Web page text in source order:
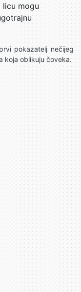
licu mogu
pokazatelj nečijeg
koja oblikuju čoveka.